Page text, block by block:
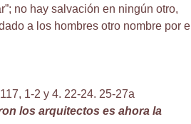
no hay salvación en ningún otro,
a los hombres otro nombre por el
117, 1-2 y 4. 22-24. 25-27a
los arquitectos es ahora la